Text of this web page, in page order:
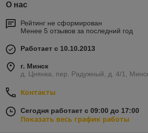
О нас
Рейтинг не сформирован
Менее 5 отзывов за последний год
Работает с 10.10.2013
г. Минск
д. Цнянка, пер. Радужный, д. 4/1,
Контакты
Сегодня работает с 09:00 до 17:00
Показать весь график работы